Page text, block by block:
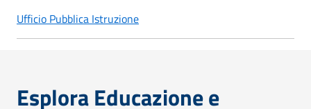
Ufficio Pubblica Istruzione
Esplora Educazione e